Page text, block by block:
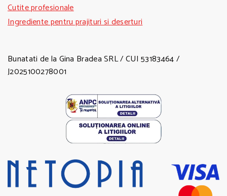
Cutite profesionale
Ingrediente pentru prajituri si deserturi
Bunatati de la Gina Bradea SRL / CUI 53183464 /
J2025100278001